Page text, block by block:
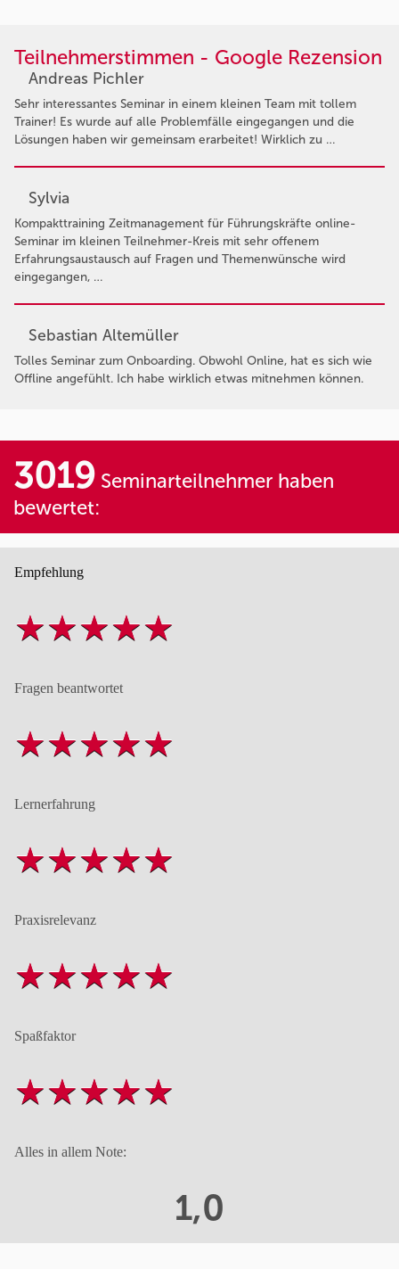
Teilnehmerstimmen - Google Rezension
Andreas Pichler
Sehr interessantes Seminar in einem kleinen Team mit tollem
Trainer! Es wurde auf alle Problemfälle eingegangen und die
Lösungen haben wir gemeinsam erarbeitet! Wirklich zu …
Sylvia
Kompakttraining Zeitmanagement für Führungskräfte online-
Seminar im kleinen Teilnehmer-Kreis mit sehr offenem
Erfahrungsaustausch auf Fragen und Themenwünsche wird
eingegangen, …
Sebastian Altemüller
Tolles Seminar zum Onboarding. Obwohl Online, hat es sich wie
Offline angefühlt. Ich habe wirklich etwas mitnehmen können.
3019 Seminarteilnehmer haben
bewertet:
Empfehlung
Fragen beantwortet
Lernerfahrung
Praxisrelevanz
Spaßfaktor
Alles in allem Note:
1,0